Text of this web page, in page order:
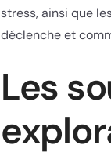
stress, ainsi que
déclenche et
Les